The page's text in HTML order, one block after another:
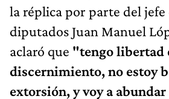
la réplica por parte del jefe
diputados Juan Manuel
aclaró que "tengo libertad
discernimiento, no estoy
extorsión, y voy a abundar